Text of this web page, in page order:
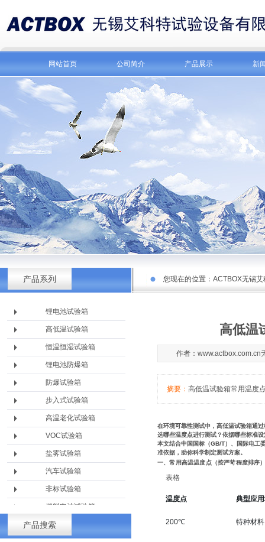
网站首页 公司简介 产品展示 新
产品系列
锂电池试验箱
高低温试验箱
恒温恒湿试验箱
锂电池防爆箱
防爆试验箱
步入式试验箱
高温老化试验箱
VOC试验箱
盐雾试验箱
汽车试验箱
非标试验箱
燃料电池试验箱
淋雨设备
产品搜索
您现在的位置： ACTBOX无锡
高低温
作者：
摘要： 高低温试验箱常用温度
在环境可靠性测试中，高低温试验箱通
选哪些温度点进行测试？依据哪些标准设
本文结合中国国标（GB/T）、国际电工
准依据 ，助你科学制定测试方案。
一、常用高温温度点（按严苛程度排序
表格
温度点 典型应
200℃ 特种材